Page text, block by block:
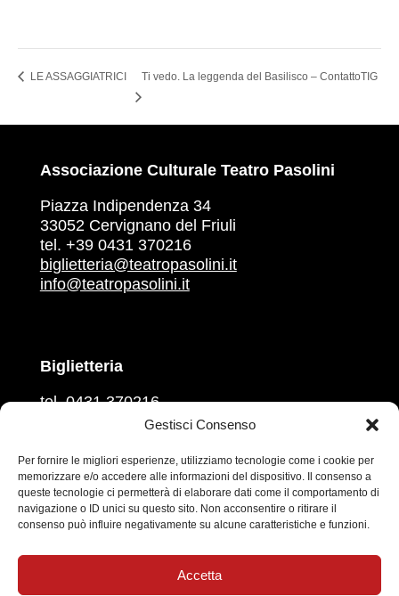
Gestisci Consenso
Per fornire le migliori esperienze, utilizziamo tecnologie come i cookie per
memorizzare e/o accedere alle informazioni del dispositivo. Il consenso a
queste tecnologie ci permetterà di elaborare dati come il comportamento di
navigazione o ID unici su questo sito. Non acconsentire o ritirare il
consenso può influire negativamente su alcune caratteristiche e funzioni.
Accetta
LE ASSAGGIATRICI Ti vedo. La leggenda del Basilisco – ContattoTIG
Associazione Culturale Teatro Pasolini
Piazza Indipendenza 34
33052 Cervignano del Friuli
tel. +39 0431 370216
biglietteria@teatropasolini.it
info@teatropasolini.it
Biglietteria
tel. 0431 370216
martedì, mercoledì, venerdì
giovedì e sabato
ore 10.00 – 12.00
Prevendita sul circuito Vivaticket